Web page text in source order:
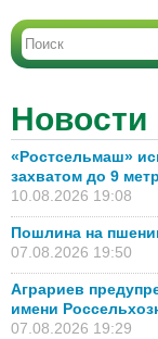
Новости
«Ростсельмаш»
захватом до 9
10.08.2026 19:08
Пошлина на
07.08.2026 19:50
Аграриев
имени
07.08.2026 19:29